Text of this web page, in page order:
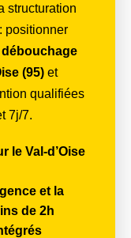
structuration
positionner
débouchage
(95) et
qualifiées
7j/7.
le Val-d’Oise
et la
de 2h